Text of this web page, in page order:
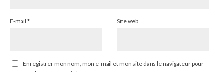
E-mail * Site web
Enregistrer mon nom, mon e-mail et mon site dans le navigateur pour